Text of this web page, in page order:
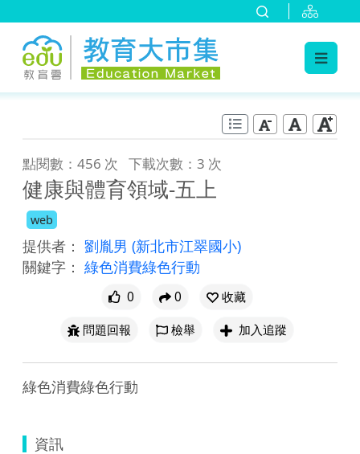
點閱數：456 次 下載次數：3 次
健康與體育領域-五上
web
提供者： 劉胤男 (新北市江翠國小)
關鍵字： 綠色消費綠色行動
0 0
收藏
問題回報
檢舉 加入追蹤
綠色消費綠色行動
資訊